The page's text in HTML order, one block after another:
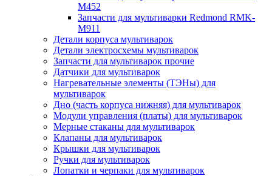
M452
Запчасти для мультиварки Redmond RMK-
M911
Детали корпуса мультиварок
Детали электросхемы мультиварок
Запчасти для мультиварок прочие
Датчики для мультиварок
Нагревательные элементы (ТЭНы) для
мультиварок
Дно (часть корпуса нижняя) для мультиварок
Модули управления (платы) для мультиварок
Мерные стаканы для мультиварок
Клапаны для мультиварок
Крышки для мультиварок
Ручки для мультиварок
Лопатки и черпаки для мультиварок